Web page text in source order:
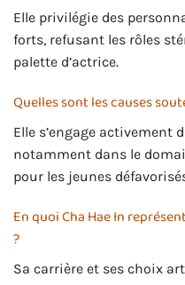
Elle privilégie des
forts, refusant les rôles
palette d’actrice.
Quelles sont les causes
Elle s’engage
notamment dans le
pour les jeunes
En quoi Cha Hae In
?
Sa carrière et ses choix